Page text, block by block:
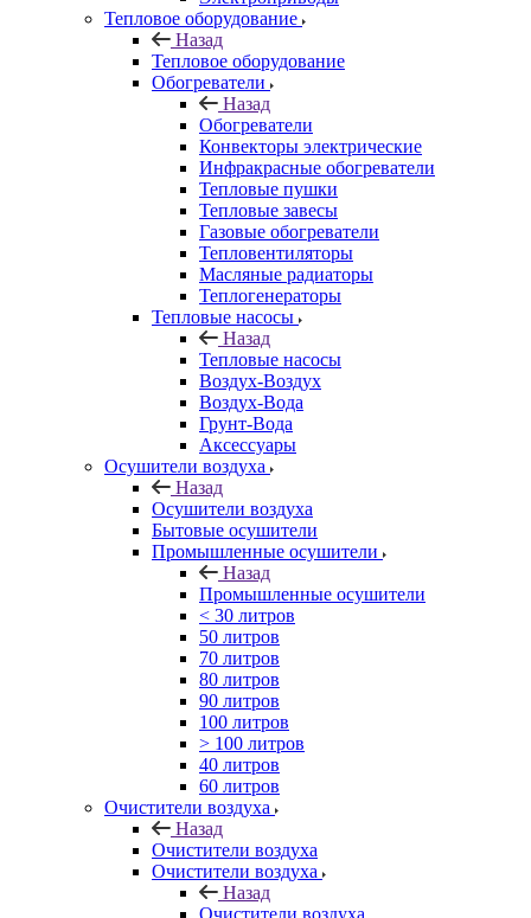
Тепловое оборудование
Назад
Тепловое оборудование
Обогреватели
Назад
Обогреватели
Конвекторы электрические
Инфракрасные обогреватели
Тепловые пушки
Тепловые завесы
Газовые обогреватели
Тепловентиляторы
Масляные радиаторы
Теплогенераторы
Тепловые насосы
Назад
Тепловые насосы
Воздух-Воздух
Воздух-Вода
Грунт-Вода
Аксессуары
Осушители воздуха
Назад
Осушители воздуха
Бытовые осушители
Промышленные осушители
Назад
Промышленные осушители
< 30 литров
50 литров
70 литров
80 литров
90 литров
100 литров
> 100 литров
40 литров
60 литров
Очистители воздуха
Назад
Очистители воздуха
Очистители воздуха
Назад
Очистители воздуха